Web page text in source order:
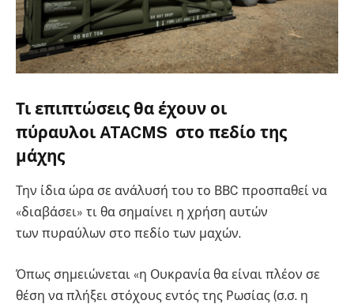
Τι επιπτώσεις θα έχουν οι
πύραυλοι ATACMS στο πεδίο της
μάχης
Την ίδια ώρα σε ανάλυσή του το ΒΒC προσπαθεί να
«διαβάσει» τι θα σημαίνει η χρήση αυτών
των πυραύλων στο πεδίο των μαχών.
Όπως σημειώνεται «η Ουκρανία θα είναι πλέον σε
θέση να πλήξει στόχους εντός της Ρωσίας (σ.σ. η